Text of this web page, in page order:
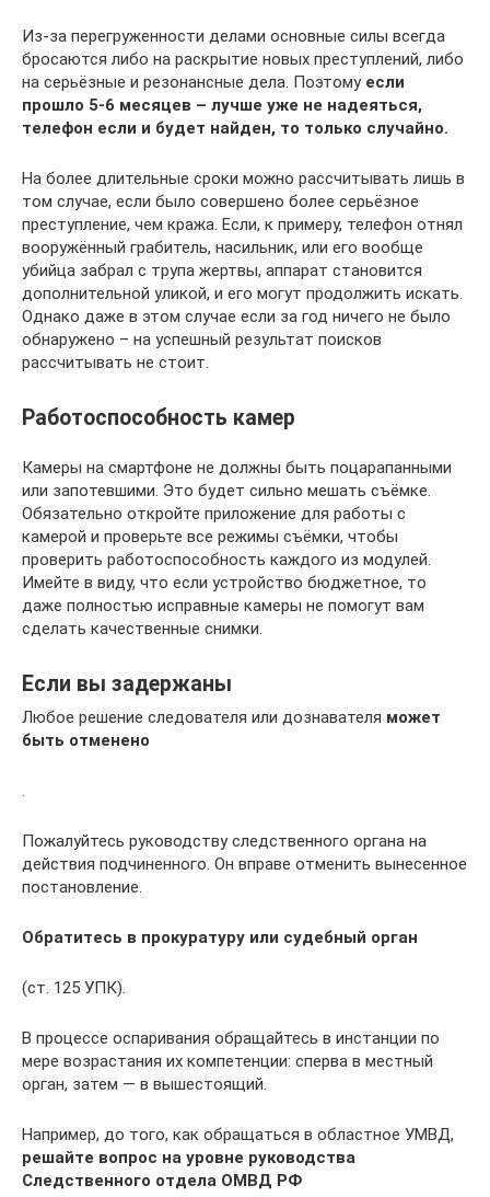
Из-за перегруженности делами основные силы всегда
бросаются либо на раскрытие новых преступлений, либо
на серьёзные и резонансные дела. Поэтому если
прошло 5-6 месяцев – лучше уже не надеяться,
телефон если и будет найден, то только случайно.
На более длительные сроки можно рассчитывать лишь в
том случае, если было совершено более серьёзное
преступление, чем кража. Если, к примеру, телефон отнял
вооружённый грабитель, насильник, или его вообще
убийца забрал с трупа жертвы, аппарат становится
дополнительной уликой, и его могут продолжить искать.
Однако даже в этом случае если за год ничего не было
обнаружено – на успешный результат поисков
рассчитывать не стоит.
Работоспособность камер
Камеры на смартфоне не должны быть поцарапанными
или запотевшими. Это будет сильно мешать съёмке.
Обязательно откройте приложение для работы с
камерой и проверьте все режимы съёмки, чтобы
проверить работоспособность каждого из модулей.
Имейте в виду, что если устройство бюджетное, то
даже полностью исправные камеры не помогут вам
сделать качественные снимки.
Если вы задержаны
Любое решение следователя или дознавателя может
быть отменено
.
Пожалуйтесь руководству следственного органа на
действия подчиненного. Он вправе отменить вынесенное
постановление.
Обратитесь в прокуратуру или судебный орган
(ст. 125 УПК).
В процессе оспаривания обращайтесь в инстанции по
мере возрастания их компетенции: сперва в местный
орган, затем — в вышестоящий.
Например, до того, как обращаться в областное УМВД,
решайте вопрос на уровне руководства
Следственного отдела ОМВД РФ